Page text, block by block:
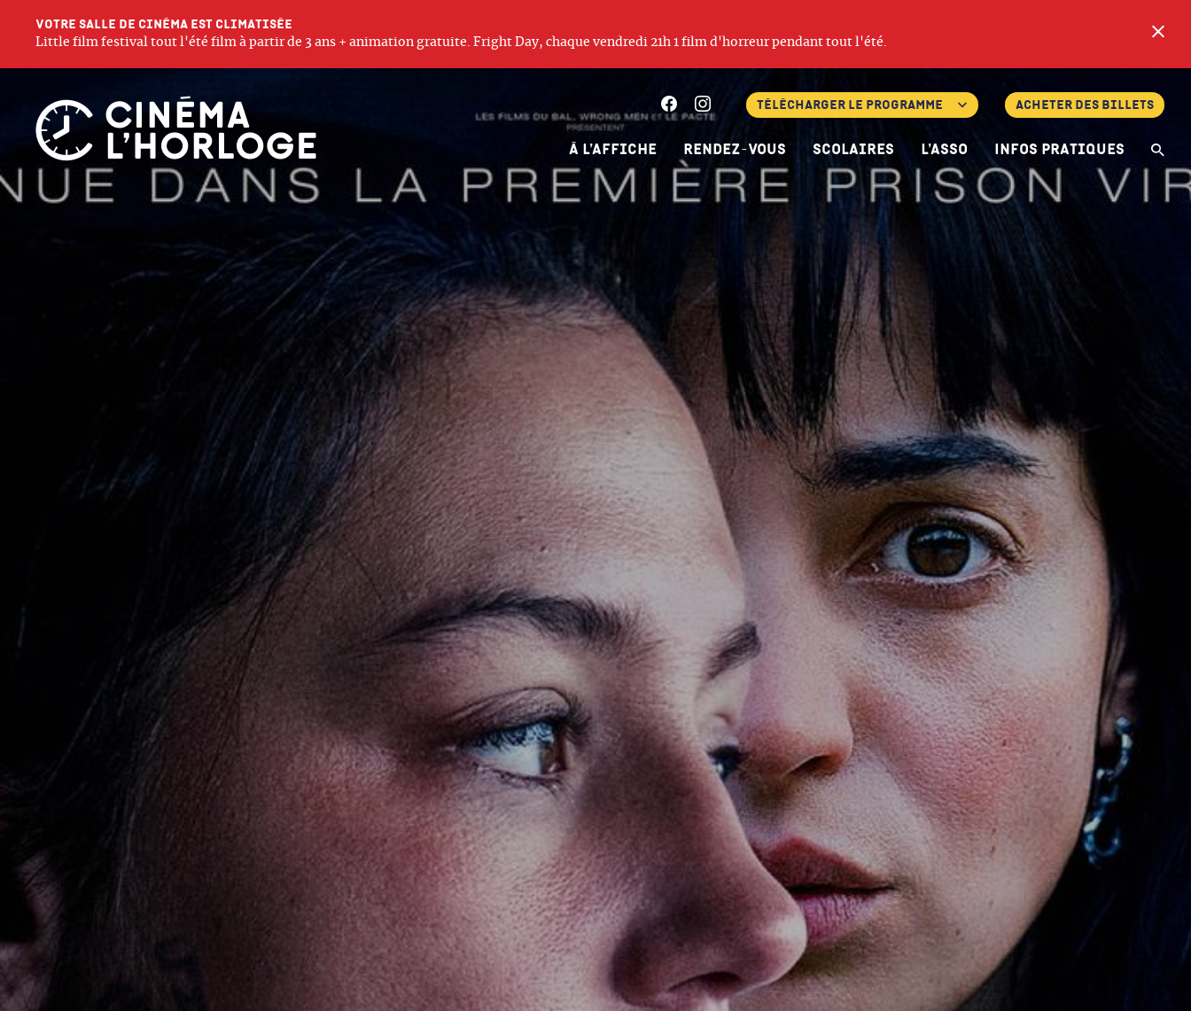
Votre salle de cinéma est climatisée
Little film festival tout l'été film à partir de 3 ans + animation gratuite. Fright Day, chaque vendredi 21h 1 film d'horreur pendant tout l'été.
À l’affiche Rendez-vous Scolaires L’asso Infos pratiques
FacebookInstagramTélécharger le programme Acheter des billets